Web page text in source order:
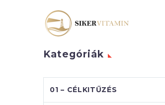
Kategóriák
01 – CÉLKITŰZÉS